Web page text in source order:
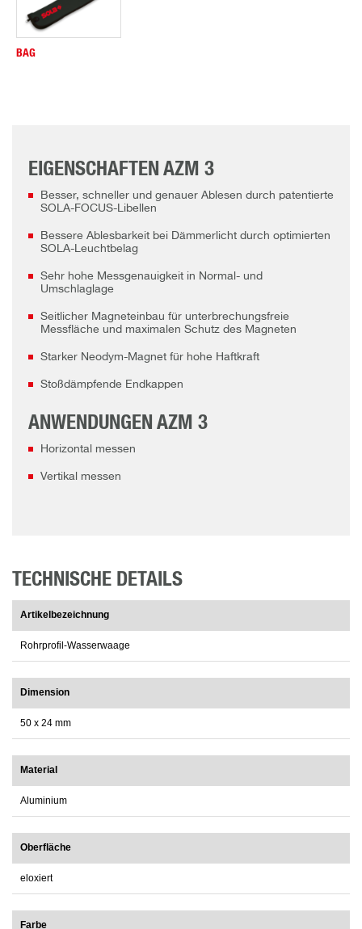
BAG
EIGENSCHAFTEN AZM 3
Besser, schneller und genauer Ablesen durch patentierte
SOLA-FOCUS-Libellen
Bessere Ablesbarkeit bei Dämmerlicht durch optimierten
SOLA-Leuchtbelag
Sehr hohe Messgenauigkeit in Normal- und
Umschlaglage
Seitlicher Magneteinbau für unterbrechungsfreie
Messfläche und maximalen Schutz des Magneten
Starker Neodym-Magnet für hohe Haftkraft
Stoßdämpfende Endkappen
ANWENDUNGEN AZM 3
Horizontal messen
Vertikal messen
TECHNISCHE DETAILS
Artikelbezeichnung
Rohrprofil-Wasserwaage
Dimension
50 x 24 mm
Material
Aluminium
Oberfläche
eloxiert
Farbe